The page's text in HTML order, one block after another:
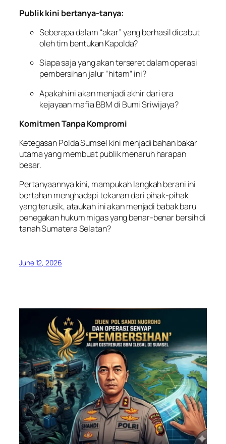
Publik kini bertanya-tanya:
Seberapa dalam “akar” yang berhasil dicabut
oleh tim bentukan Kapolda?
Siapa saja yang akan terseret dalam operasi
pembersihan jalur “hitam” ini?
Apakah ini akan menjadi akhir dari era
kejayaan mafia BBM di Bumi Sriwijaya?
Komitmen Tanpa Kompromi
Ketegasan Polda Sumsel kini menjadi bahan bakar
utama yang membuat publik menaruh harapan
besar.
Pertanyaannya kini, mampukah langkah berani ini
bertahan menghadapi tekanan dari pihak-pihak
yang terusik, ataukah ini akan menjadi babak baru
penegakan hukum migas yang benar-benar bersih di
tanah Sumatera Selatan?
June 12, 2026